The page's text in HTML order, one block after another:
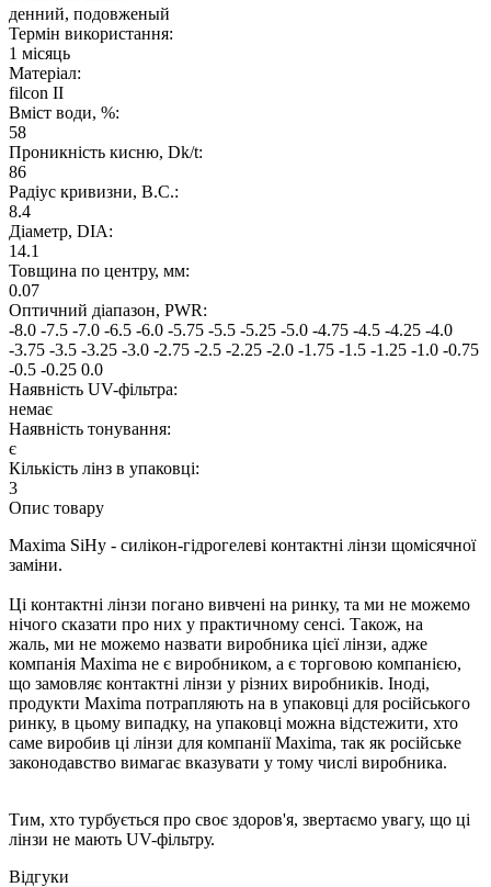
денний, подовженый
Термін використання:
1 місяць
Матеріал:
filcon II
Вміст води, %:
58
Проникність кисню, Dk/t:
86
Радіус кривизни, B.C.:
8.4
Дiаметр, DIA:
14.1
Товщина по центру, мм:
0.07
Оптичний діапазон, PWR:
-8.0 -7.5 -7.0 -6.5 -6.0 -5.75 -5.5 -5.25 -5.0 -4.75 -4.5 -4.25 -4.0
-3.75 -3.5 -3.25 -3.0 -2.75 -2.5 -2.25 -2.0 -1.75 -1.5 -1.25 -1.0 -0.75
-0.5 -0.25 0.0
Наявнiсть UV-фiльтра:
немає
Наявність тонування:
є
Кiлькiсть лiнз в упаковцi:
3
Опис товару
Maxima SiHy - силікон-гідрогелеві контактні лінзи щомісячної
заміни.
Ці контактні лінзи погано вивчені на ринку, та ми не можемо
нічого сказати про них у практичному сенсі. Також, на
жаль, ми не можемо назвати виробника цієї лінзи, адже
компанія Maxima не є виробником, а є торговою компанією,
що замовляє контактні лінзи у різних виробників. Іноді,
продукти Maxima потрапляють на в упаковці для російського
ринку, в цьому випадку, на упаковці можна відстежити, хто
саме виробив ці лінзи для компаніїMaxima, так як російське
законодавство вимагає вказувати у тому числі виробника.
Тим, хто турбується про своє здоров'я, звертаємо увагу, що ці
лінзи не мають UV-фільтру.
Відгуки